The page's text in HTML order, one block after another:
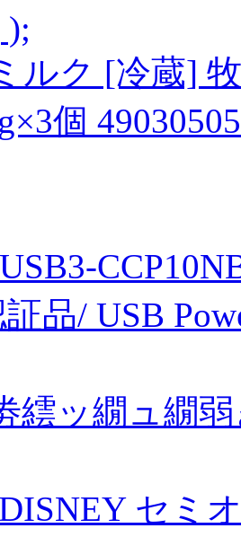
);
ルク [冷蔵]
個
品/ USB
繧ッ繝ュ繝
セミ